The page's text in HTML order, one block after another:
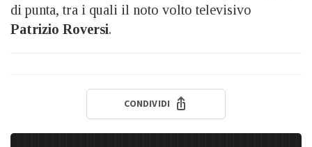
di punta, tra i quali il noto volto televisivo
Patrizio Roversi.
CONDIVIDI